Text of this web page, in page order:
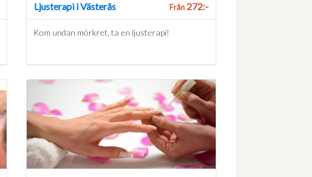
Ljusterapi i Västerås Från272:-
Kom undan mörkret, ta en ljusterapi!